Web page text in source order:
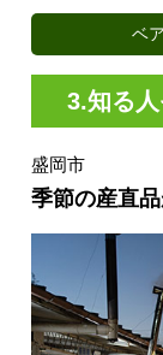
ベ
3.知る
盛岡市
季節の産直